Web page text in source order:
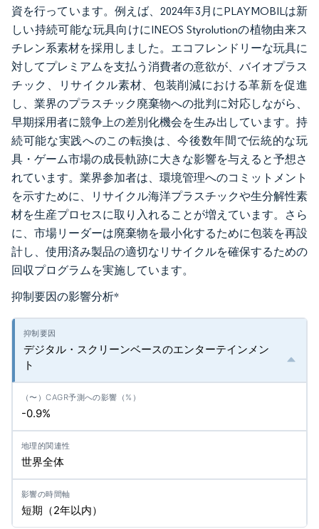
資を行っています。例えば、2024年3月にPLAYMOBILは新
しい持続可能な玩具向けにINEOS Styrolutionの植物由来ス
チレン系素材を採用しました。エコフレンドリーな玩具に
対してプレミアムを支払う消費者の意欲が、バイオプラス
チック、リサイクル素材、包装削減における革新を促進
し、業界のプラスチック廃棄物への批判に対応しながら、
早期採用者に競争上の差別化機会を生み出しています。持
続可能な実践へのこの転換は、今後数年間で伝統的な玩
具・ゲーム市場の成長軌跡に大きな影響を与えると予想さ
れています。業界参加者は、環境管理へのコミットメント
を示すために、リサイクル海洋プラスチックや生分解性素
材を生産プロセスに取り入れることが増えています。さら
に、市場リーダーは廃棄物を最小化するために包装を再設
計し、使用済み製品の適切なリサイクルを確保するための
回収プログラムを実施しています。
抑制要因の影響分析*
デジタル・スクリーンベースのエンターテインメン
ト
-0.9%
世界全体
短期（2年以内）